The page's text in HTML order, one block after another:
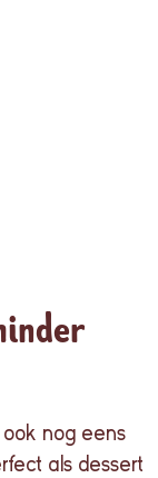
ook nog eens
als dessert